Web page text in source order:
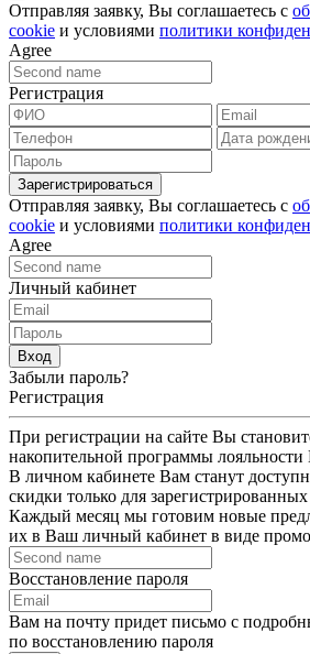
Отправляя заявку, Вы соглашаетесь с
cookie и условиями политики
Agree
Регистрация
Зарегистрироваться
Отправляя заявку, Вы соглашаетесь с
cookie и условиями политики
Agree
Личный кабинет
Вход
Забыли пароль?
Регистрация
При регистрации на сайте Вы
накопительной программы лояльности
В личном кабинете Вам станут
скидки только для
Каждый месяц мы готовим новые
их в Ваш личный кабинет в виде
Восстановление пароля
Вам на почту придет письмо с
по восстановлению пароля